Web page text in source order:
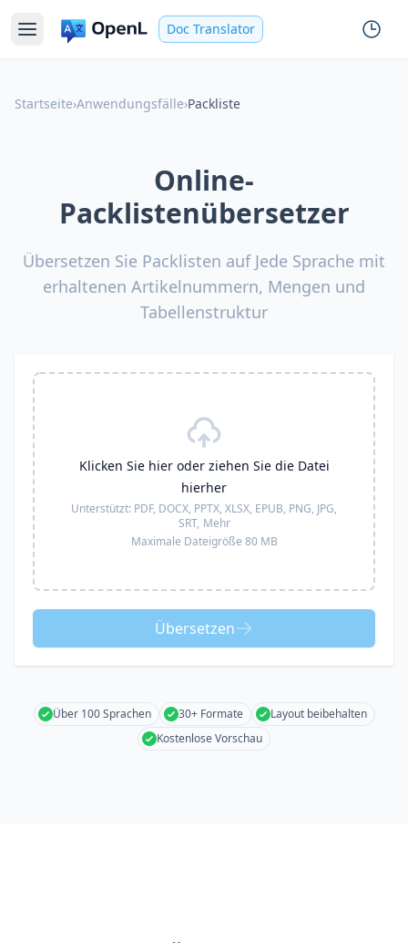
Doc Translator
Startseite›Anwendungsfälle›Packliste
Online-
Packlistenübersetzer
Übersetzen Sie Packlisten auf Jede Sprache mit
erhaltenen Artikelnummern, Mengen und
Tabellenstruktur
Klicken Sie hier oder ziehen Sie die Datei
hierher
Unterstützt: PDF, DOCX, PPTX, XLSX, EPUB, PNG, JPG,
SRT, Mehr
Maximale Dateigröße 80 MB
Übersetzen
Über 100 Sprachen 30+ Formate
Layout beibehalten
Kostenlose Vorschau